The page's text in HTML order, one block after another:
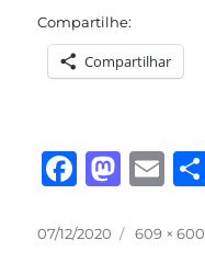
Compartilhe:
Compartilhar
F
c
M
st
E
ai
Publicado
07/12/2020
Tamanho
609 × 600